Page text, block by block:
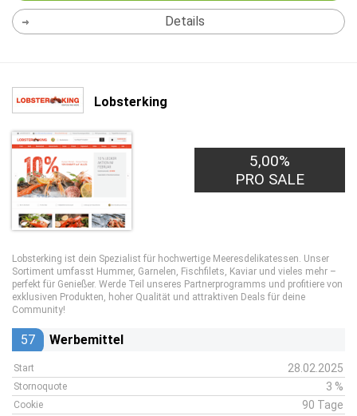
Details
Lobsterking
5,00%
PRO SALE
Lobsterking ist dein Spezialist für hochwertige Meeresdelikatessen. Unser
Sortiment umfasst Hummer, Garnelen, Fischfilets, Kaviar und vieles mehr –
perfekt für Genießer. Werde Teil unseres Partnerprogramms und profitiere von
exklusiven Produkten, hoher Qualität und attraktiven Deals für deine
Community!
57 Werbemittel
Start 28.02.2025
Stornoquote 3 %
Cookie 90 Tage